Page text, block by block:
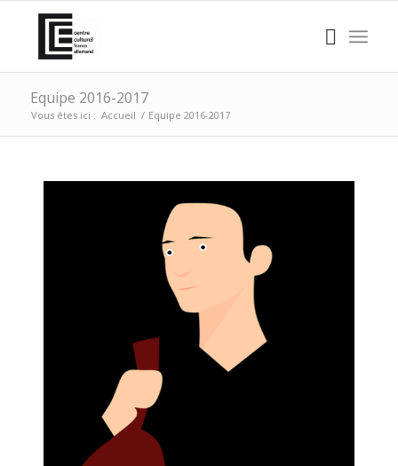
Equipe 2016-2017
Vous êtes ici : Accueil / Equipe 2016-2017